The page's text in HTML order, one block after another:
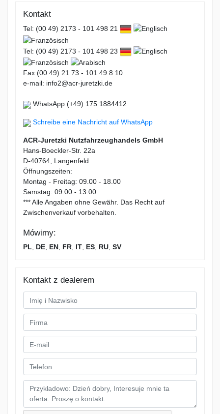
Kontakt
Tel: (00 49) 2173 - 101 498 21
Tel: (00 49) 2173 - 101 498 23
Fax:(00 49) 21 73 - 101 49 8 10
e-mail: info2@acr-juretzki.de
WhatsApp (+49) 175 1884412
Schreibe eine Nachricht auf WhatsApp
ACR-Juretzki Nutzfahrzeughandels GmbH
Hans-Boeckler-Str. 22a
D-40764, Langenfeld
Öffnungszeiten:
Montag - Freitag: 09.00 - 18.00
Samstag: 09.00 - 13.00
*** Alle Angaben ohne Gewähr. Das Recht auf
Zwischenverkauf vorbehalten.
Mówimy:
PL, DE, EN, FR, IT, ES, RU, SV
Kontakt z dealerem